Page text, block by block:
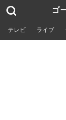
ゴ
テレビ ライブ